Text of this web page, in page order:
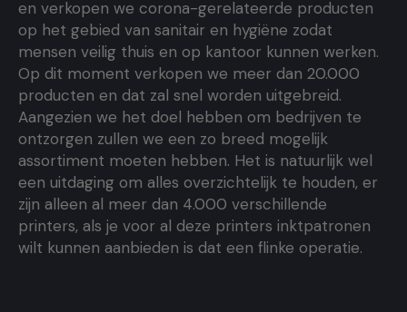
en verkopen we corona-gerelateerde producten
op het gebied van sanitair en hygiëne zodat
mensen veilig thuis en op kantoor kunnen werken.
Op dit moment verkopen we meer dan 20.000
producten en dat zal snel worden uitgebreid.
Aangezien we het doel hebben om bedrijven te
ontzorgen zullen we een zo breed mogelijk
assortiment moeten hebben. Het is natuurlijk wel
een uitdaging om alles overzichtelijk te houden, er
zijn alleen al meer dan 4.000 verschillende
printers, als je voor al deze printers inktpatronen
wilt kunnen aanbieden is dat een flinke operatie.